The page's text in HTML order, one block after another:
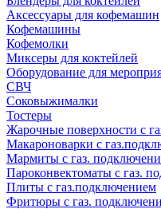
Аксессуары для кофемашин
Кофемашины
Кофемолки
Миксеры для коктейлей
Оборудование для
СВЧ
Соковыжималки
Тостеры
Жарочные поверхности с
Макароноварки с
Мармиты с газ.
Пароконвектоматы с газ.
Плиты с газ.подключением
Фритюры с газ.